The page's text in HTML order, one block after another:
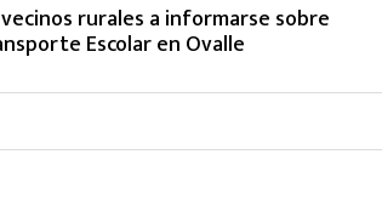
rurales a informarse sobre
Escolar en Ovalle